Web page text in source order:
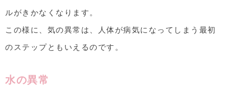
ルがきかなくなります。
この様に、気の異常は、人体が病気になってしまう最初
のステップともいえるのです。
水の異常